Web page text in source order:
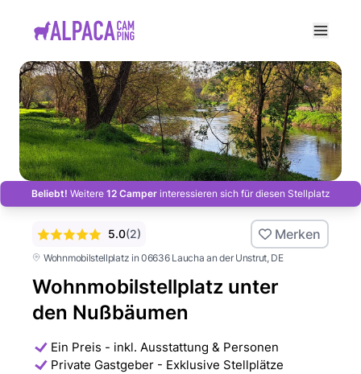
Beliebt! Weitere 12 Camper interessieren sich für diesen Stellplatz
Wohnmobilstellplatz in 06636 Laucha an der Unstrut, DE
Wohnmobilstellplatz unter
den Nußbäumen
5.0(2) Merken
Ein Preis - inkl. Ausstattung & Personen
Private Gastgeber - Exklusive Stellplätze